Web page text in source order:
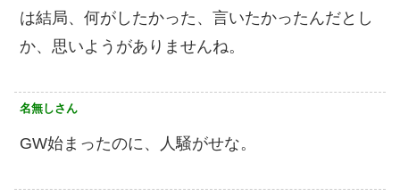
は結局、何がしたかった、言いたかったんだとし
か、思いようがありませんね。
名無しさん
GW始まったのに、人騒がせな。